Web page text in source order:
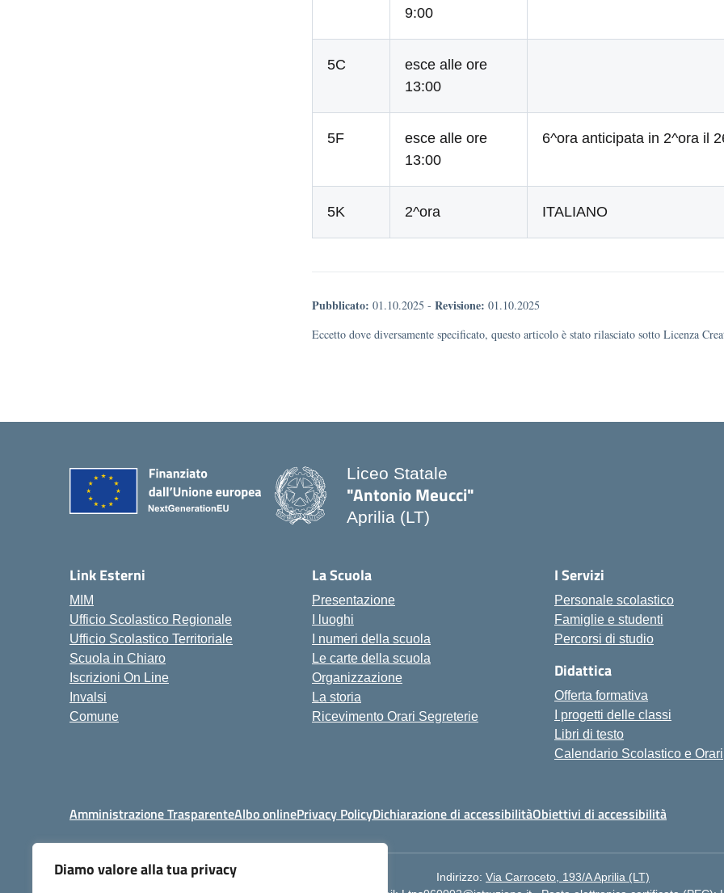
Diamo valore alla tua privacy
9:00
5C
esce alle ore
13:00
5F
esce alle ore
13:00
6^ora anticipata in 2^ora il
5K 2^ora ITALIANO
Pubblicato: 01.10.2025 - Revisione: 01.10.2025
Eccetto dove diversamente specificato, questo articolo è stato rilasciato sotto Licenza
Liceo Statale
"Antonio Meucci"
Aprilia (LT)
Link Esterni
MIM
Ufficio Scolastico Regionale
Ufficio Scolastico Territoriale
Scuola in Chiaro
Iscrizioni On Line
Invalsi
Comune
La Scuola
Presentazione
I luoghi
I numeri della scuola
Le carte della scuola
Organizzazione
La storia
Ricevimento Orari Segreterie
I Servizi
Personale scolastico
Famiglie e studenti
Percorsi di studio
Didattica
Offerta formativa
I progetti delle classi
Libri di testo
Calendario Scolastico e Orari
Amministrazione TrasparenteAlbo onlinePrivacy PolicyDichiarazione di accessibilitàObiettivi di accessibilità
Indirizzo: Via Carroceto, 193/A Aprilia (LT)